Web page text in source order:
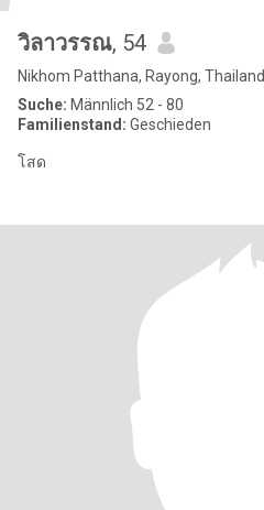
วิลาวรรณ, 54
Nikhom Patthana, Rayong, Thailand
Suche: Männlich 52 - 80
Familienstand: Geschieden
โสด